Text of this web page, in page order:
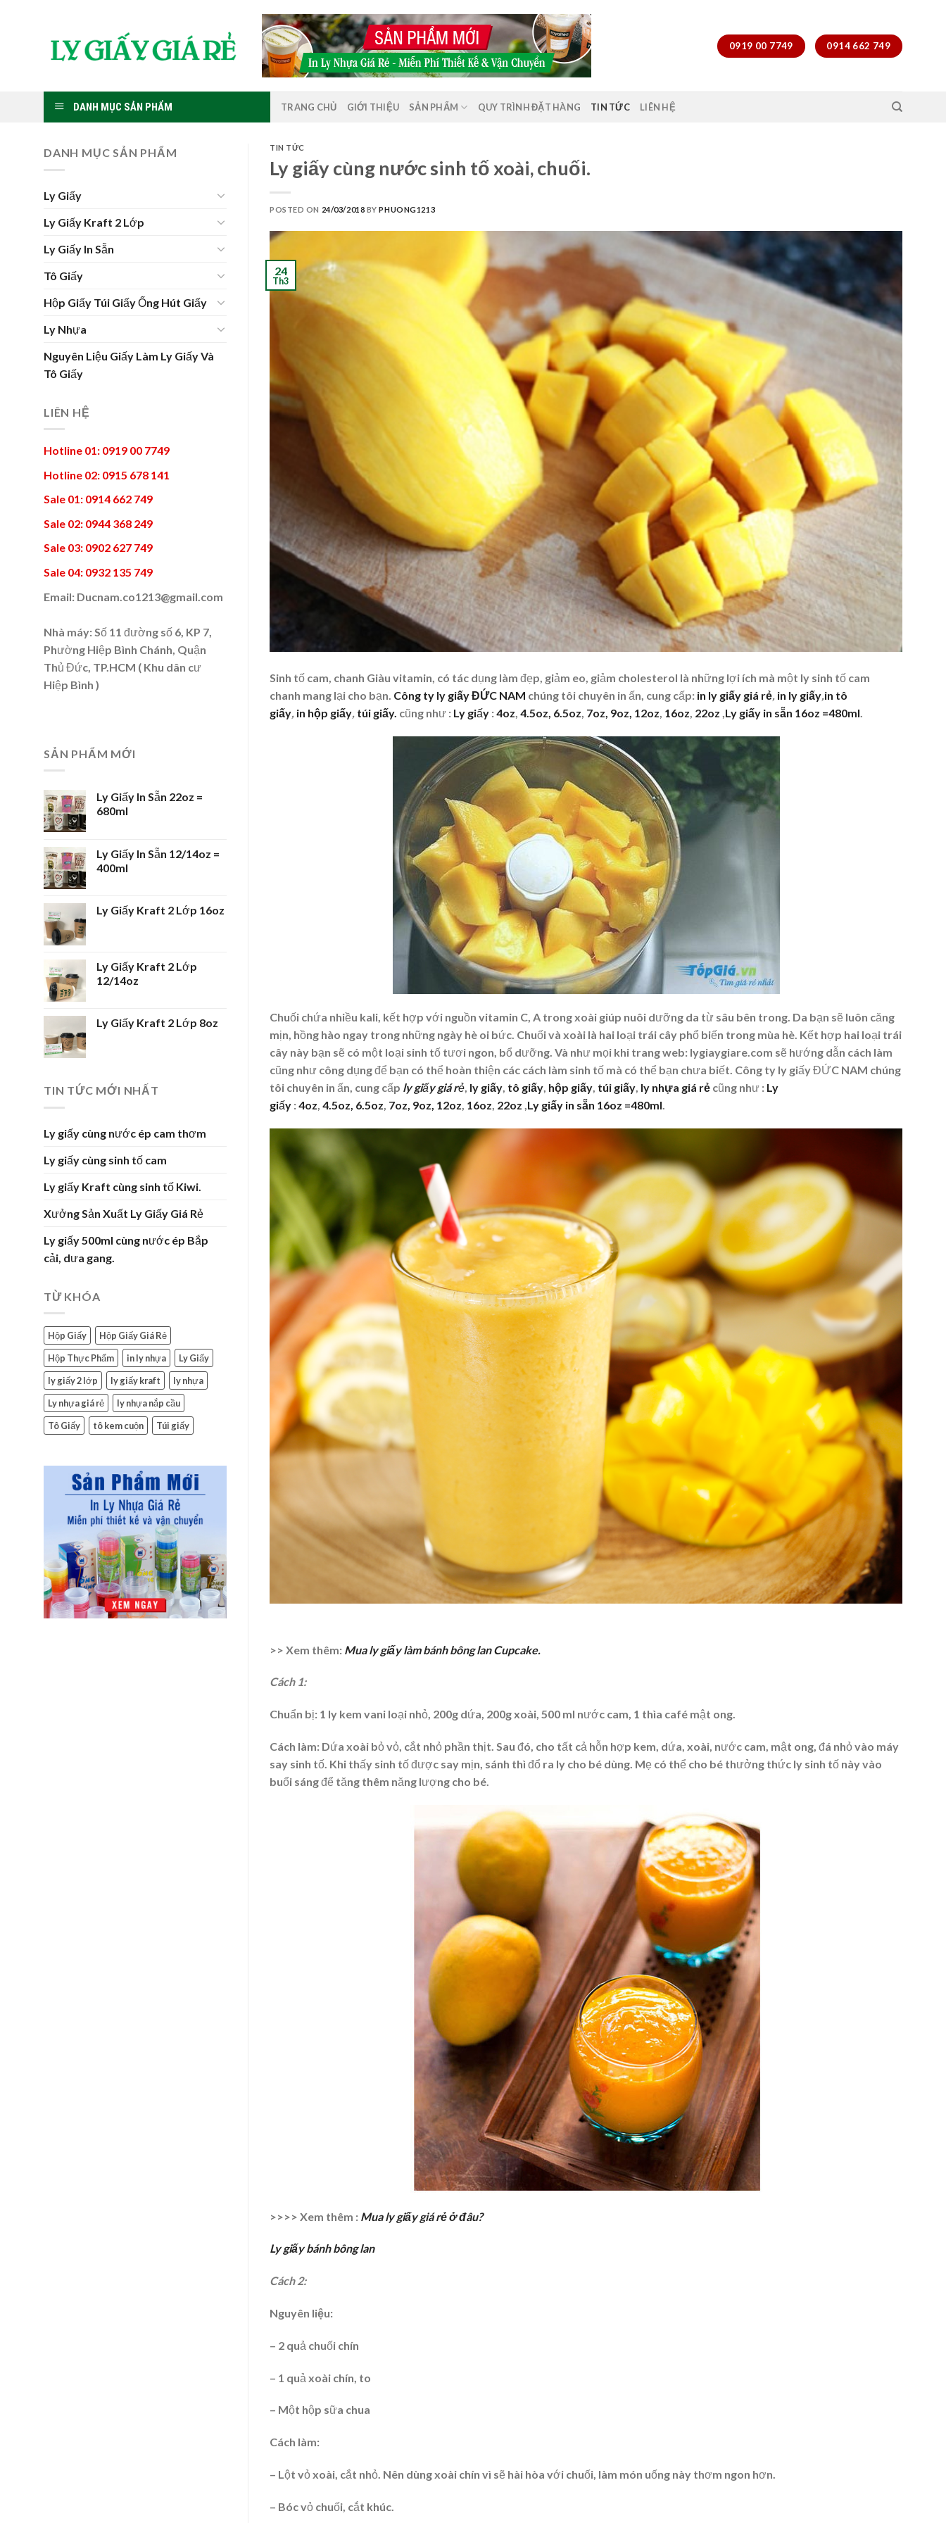
0919 00 7749 0914 662 749
DANH MỤC SẢN PHẨM TRANG CHỦ GIỚI THIỆU SẢN PHẨM QUY TRÌNH ĐẶT HÀNG TIN TỨC LIÊN HỆ
DANH MỤC SẢN PHẨM
Ly Giấy
Ly Giấy Kraft 2 Lớp
Ly Giấy In Sẵn
Tô Giấy
Hộp Giấy Túi Giấy Ống Hút Giấy
Ly Nhựa
Nguyên Liệu Giấy Làm Ly Giấy Và
Tô Giấy
LIÊN HỆ
Hotline 01: 0919 00 7749
Hotline 02: 0915 678 141
Sale 01: 0914 662 749
Sale 02: 0944 368 249
Sale 03: 0902 627 749
Sale 04: 0932 135 749
Email: Ducnam.co1213@gmail.com
Nhà máy: Số 11 đường số 6, KP 7,
Phường Hiệp Bình Chánh, Quận
Thủ Đức, TP.HCM ( Khu dân cư
Hiệp Bình )
SẢN PHẨM MỚI
Ly Giấy In Sẵn 22oz =
680ml
Ly Giấy In Sẵn 12/14oz =
400ml
Ly Giấy Kraft 2 Lớp 16oz
Ly Giấy Kraft 2 Lớp
12/14oz
Ly Giấy Kraft 2 Lớp 8oz
TIN TỨC MỚI NHẤT
Ly giấy cùng nước ép cam thơm
Ly giấy cùng sinh tố cam
Ly giấy Kraft cùng sinh tố Kiwi.
Xưởng Sản Xuất Ly Giấy Giá Rẻ
Ly giấy 500ml cùng nước ép Bắp
cải, dưa gang.
TỪ KHÓA
Hộp Giấy
Hộp Giấy Giá Rẻ
Hộp Thực Phẩm
in ly nhựa
Ly Giấy
ly giấy 2 lớp
ly giấy kraft
ly nhựa
Ly nhựa giá rẻ
ly nhựa nắp cầu
Tô Giấy
tô kem cuộn Túi giấy
TIN TỨC
Ly giấy cùng nước sinh tố xoài, chuối.
POSTED ON 24/03/2018 BYPHUONG1213
24
Th3
Sinh tố cam, chanh Giàu vitamin, có tác dụng làm đẹp, giảm eo, giảm cholesterol là những lợi ích mà một ly sinh tố cam
chanh mang lại cho bạn. Công ty ly giấy ĐỨC NAM chúng tôi chuyên in ấn, cung cấp: in ly giấy giá rẻ, in ly giấy,in tô
giấy, in hộp giấy, túi giấy. cũng như : Ly giấy :4oz, 4.5oz, 6.5oz, 7oz, 9oz, 12oz, 16oz, 22oz ,Ly giấy in sẵn 16oz =480ml.
Chuối chứa nhiều kali, kết hợp với nguồn vitamin C, A trong xoài giúp nuôi dưỡng da từ sâu bên trong. Da bạn sẽ luôn căng
mịn, hồng hào ngay trong những ngày hè oi bức. Chuối và xoài là hai loại trái cây phổ biến trong mùa hè. Kết hợp hai loại trái
cây này bạn sẽ có một loại sinh tố tươi ngon, bổ dưỡng. Và như mọi khi trang web: lygiaygiare.com sẽ hướng dẫn cách làm
cũng như công dụng để bạn có thể hoàn thiện các cách làm sinh tố mà có thể bạn chưa biết. Công ty ly giấy ĐỨC NAM chúng
tôi chuyên in ấn, cung cấp ly giấy giá rẻ, ly giấy, tô giấy, hộp giấy, túi giấy, ly nhựa giá rẻ cũng như : Ly
giấy :4oz, 4.5oz, 6.5oz, 7oz, 9oz, 12oz, 16oz, 22oz ,Ly giấy in sẵn 16oz =480ml.
>> Xem thêm: Mua ly giấy làm bánh bông lan Cupcake.
Cách 1:
Chuẩn bị: 1 ly kem vani loại nhỏ, 200g dứa, 200g xoài, 500 ml nước cam, 1 thìa café mật ong.
Cách làm: Dứa xoài bỏ vỏ, cắt nhỏ phần thịt. Sau đó, cho tất cả hỗn hợp kem, dứa, xoài, nước cam, mật ong, đá nhỏ vào máy
say sinh tố. Khi thấy sinh tố được say mịn, sánh thì đổ ra ly cho bé dùng. Mẹ có thể cho bé thưởng thức ly sinh tố này vào
buổi sáng để tăng thêm năng lượng cho bé.
>>>> Xem thêm : Mua ly giấy giá rẻ ở đâu?
Ly giấy bánh bông lan
Cách 2:
Nguyên liệu:
– 2 quả chuối chín
– 1 quả xoài chín, to
– Một hộp sữa chua
Cách làm:
– Lột vỏ xoài, cắt nhỏ. Nên dùng xoài chín vì sẽ hài hòa với chuối, làm món uống này thơm ngon hơn.
– Bóc vỏ chuối, cắt khúc.